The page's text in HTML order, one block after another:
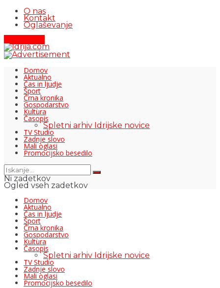
O nas
Kontakt
Oglaševanje
Domov
Aktualno
Čas in ljudje
Šport
Črna kronika
Gospodarstvo
Kultura
Časopis
Spletni arhiv Idrijske novice
TV Studio
Zadnje slovo
Mali oglasi
Promocijsko besedilo
Ni zadetkov
Ogled vseh zadetkov
Domov
Aktualno
Čas in ljudje
Šport
Črna kronika
Gospodarstvo
Kultura
Časopis
Spletni arhiv Idrijske novice
TV Studio
Zadnje slovo
Mali oglasi
Promocijsko besedilo